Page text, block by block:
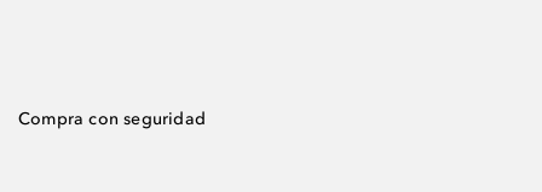
Compra con seguridad